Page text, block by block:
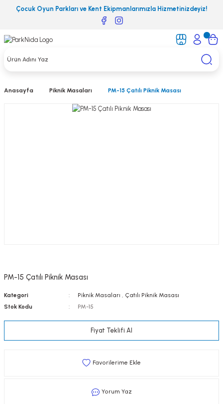
Çocuk Oyun Parkları ve Kent Ekipmanlarımızla Hizmetinizdeyiz!
Anasayfa Piknik Masaları PM-15 Çatılı Piknik Masası
PM-15 Çatılı Piknik Masası
Kategori Piknik Masaları
Çatılı Piknik Masası
Stok Kodu
PM-15
Fiyat Teklifi Al
Yorum Yaz